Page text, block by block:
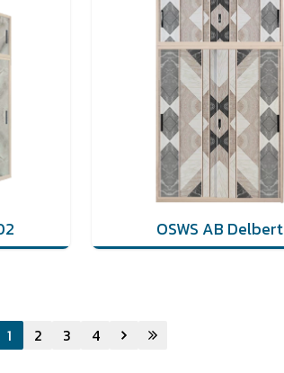
OSWS AB Delbert
1 2 3 4